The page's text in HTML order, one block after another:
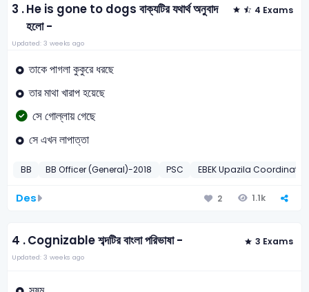
3 .He is gone to dogs বাক্যটির যথার্থ অনুবাদ
হলো -
4 Exams
Updated: 3 weeks ago
তাকে পাগলা কুকুরে ধরছে
তার মাথা খারাপ হয়েছে
সে গোল্লায় গেছে
সে এখন লাপাত্তা
BB BB Officer (General)-2018 PSC EBEK Upazila
Des 2 1.1k
4 .Cognizable শব্দটির বাংলা পরিভাষা - 3 Exams
Updated: 3 weeks ago